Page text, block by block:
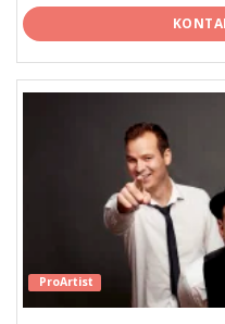
ProArtist